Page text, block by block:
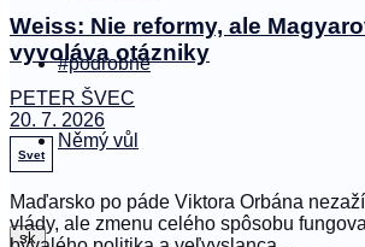
#podrobne
Němý vůl
sk
Weiss: Nie reformy, ale
vyvoláva otázniky
PETER ŠVEC
20. 7. 2026
Svet
Maďarsko po páde Viktora Orbána
vlády, ale zmenu celého spôsobu